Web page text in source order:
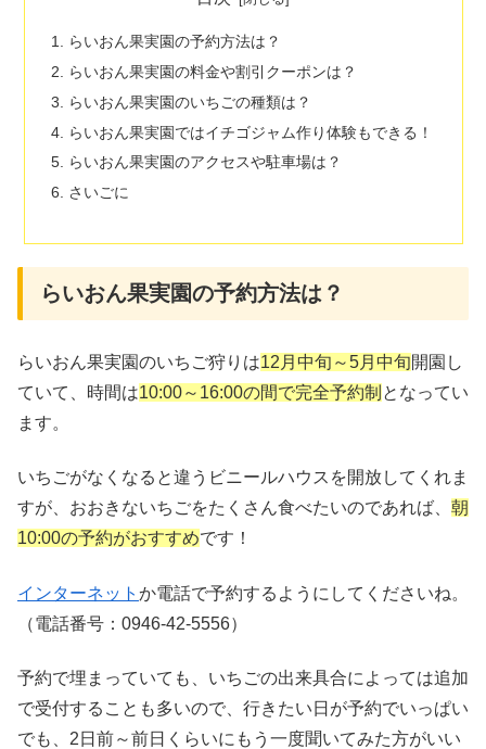
らいおん果実園の予約方法は？
らいおん果実園の料金や割引クーポンは？
らいおん果実園のいちごの種類は？
らいおん果実園ではイチゴジャム作り体験もできる！
らいおん果実園のアクセスや駐車場は？
さいごに
らいおん果実園の予約方法は？
らいおん果実園のいちご狩りは12月中旬～5月中旬開園し
ていて、時間は10:00～16:00の間で完全予約制 となってい
ます。
いちごがなくなると違うビニールハウスを開放してくれま
すが、おおきないちごをたくさん食べたいのであれば、 朝
10:00の予約がおすすめです！
インターネット か電話で予約するようにしてくださいね。
（電話番号：0946-42-5556）
予約で埋まっていても、いちごの出来具合によっては追加
で受付することも多いので、行きたい日が予約でいっぱい
でも、2日前～前日くらいにもう一度聞いてみた方がいい